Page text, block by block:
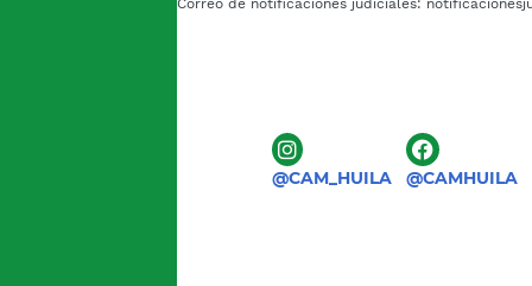
Correo de notificaciones judiciales:
@CAM_HUILA @CAMHUILA